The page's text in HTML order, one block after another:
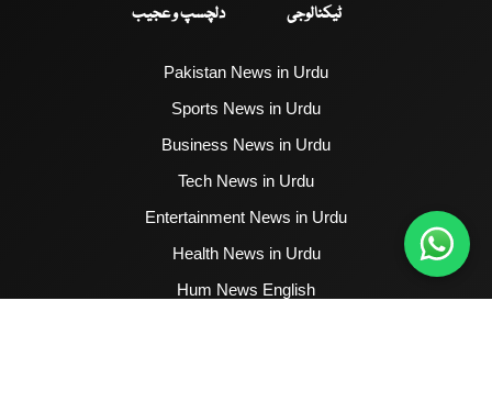
ٹیکنالوجی
دلچسپ و عجیب
Pakistan News in Urdu
Sports News in Urdu
Business News in Urdu
Tech News in Urdu
Entertainment News in Urdu
Health News in Urdu
Hum News English